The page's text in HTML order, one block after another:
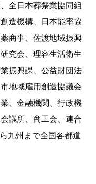
全日本葬祭業協同組
造機構、日本能率協
商事、佐渡地域振興
究会、理容生活衛生
振興課、公益財団法
地域雇用創造協議会
、金融機関、行政機
議所、商工会、連合
九州まで全国各都道